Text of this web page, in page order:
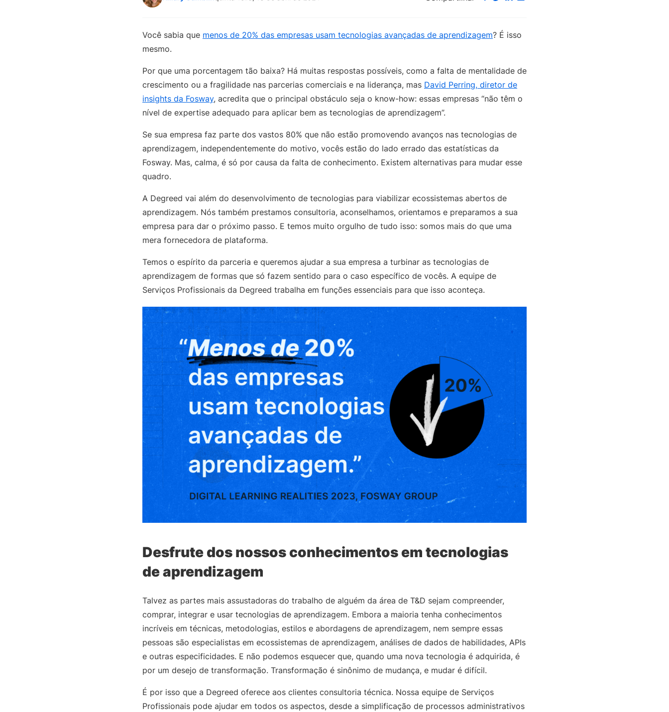
Você sabia que menos de 20% das empresas usam tecnologias avançadas de aprendizagem? É isso
mesmo.
Por que uma porcentagem tão baixa? Há muitas respostas possíveis, como a falta de mentalidade de
crescimento ou a fragilidade nas parcerias comerciais e na liderança, mas David Perring, diretor de
insights da Fosway, acredita que o principal obstáculo seja o know-how: essas empresas “não têm o
nível de expertise adequado para aplicar bem as tecnologias de aprendizagem”.
Se sua empresa faz parte dos vastos 80% que não estão promovendo avanços nas tecnologias de
aprendizagem, independentemente do motivo, vocês estão do lado errado das estatísticas da
Fosway. Mas, calma, é só por causa da falta de conhecimento. Existem alternativas para mudar esse
quadro.
A Degreed vai além do desenvolvimento de tecnologias para viabilizar ecossistemas abertos de
aprendizagem. Nós também prestamos consultoria, aconselhamos, orientamos e preparamos a sua
empresa para dar o próximo passo. E temos muito orgulho de tudo isso: somos mais do que uma
mera fornecedora de plataforma.
Temos o espírito da parceria e queremos ajudar a sua empresa a turbinar as tecnologias de
aprendizagem de formas que só fazem sentido para o caso específico de vocês. A equipe de
Serviços Profissionais da Degreed trabalha em funções essenciais para que isso aconteça.
Desfrute dos nossos conhecimentos em tecnologias
de aprendizagem
Talvez as partes mais assustadoras do trabalho de alguém da área de T&D sejam compreender,
comprar, integrar e usar tecnologias de aprendizagem. Embora a maioria tenha conhecimentos
incríveis em técnicas, metodologias, estilos e abordagens de aprendizagem, nem sempre essas
pessoas são especialistas em ecossistemas de aprendizagem, análises de dados de habilidades, APIs
e outras especificidades. E não podemos esquecer que, quando uma nova tecnologia é adquirida, é
por um desejo de transformação. Transformação é sinônimo de mudança, e mudar é difícil.
É por isso que a Degreed oferece aos clientes consultoria técnica. Nossa equipe de Serviços
Profissionais pode ajudar em todos os aspectos, desde a simplificação de processos administrativos